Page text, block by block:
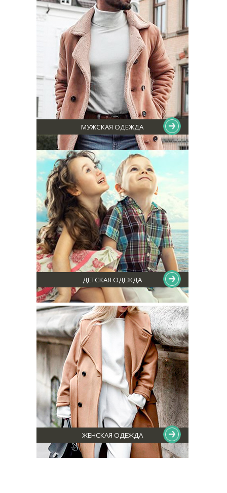
МУЖСКАЯ ОДЕЖДА
ДЕТСКАЯ ОДЕЖДА
ЖЕНСКАЯ ОДЕЖДА